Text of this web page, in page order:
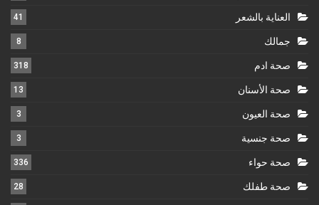
العناية بالشعر 41
جمالك 8
صحة ادم 318
صحة الأسنان 13
صحة العيون 3
صحة جنسية 3
صحة حواء 336
صحة طفلك 28